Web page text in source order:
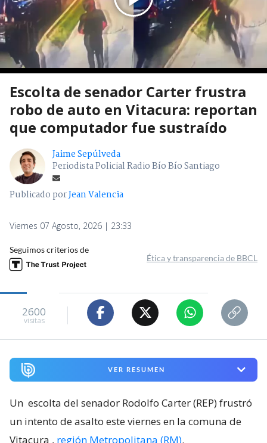
Escolta de senador Carter frustra
robo de auto en Vitacura: reportan
que computador fue sustraído
Jaime Sepúlveda
Periodista Policial Radio Bío Bío Santiago
Publicado porJean Valencia
Viernes 07 Agosto, 2026 | 23:33
Seguimos criterios de
Ética y transparencia de BBCL
2600
visitas
VER RESUMEN
Un escolta del senador Rodolfo Carter (REP) frustró
un intento de asalto este viernes en la comuna de
Vitacura , región Metropolitana (RM).